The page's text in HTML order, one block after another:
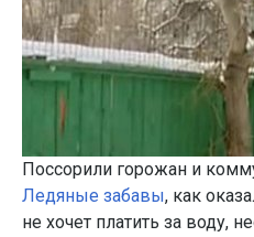
Поссорили горожан и
Ледяные забавы, как
не хочет платить за воду,